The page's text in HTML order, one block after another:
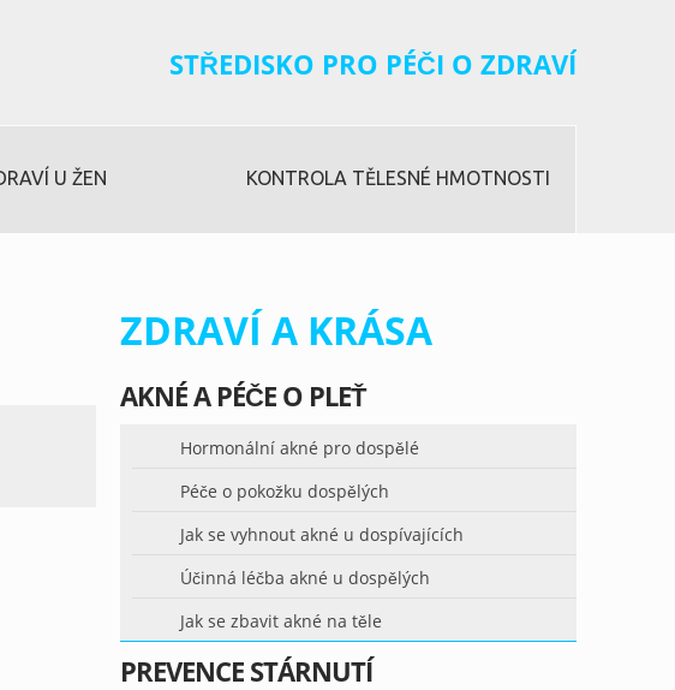
STŘEDISKO PRO PÉČI O ZDRAVÍ
U ŽEN KONTROLA TĚLESNÉ HMOTNOSTI
ZDRAVÍ A KRÁSA
AKNÉ A PÉČE O PLEŤ
Hormonální akné pro dospělé
Péče o pokožku dospělých
Jak se vyhnout akné u dospívajících
Účinná léčba akné u dospělých
Jak se zbavit akné na těle
PREVENCE STÁRNUTÍ